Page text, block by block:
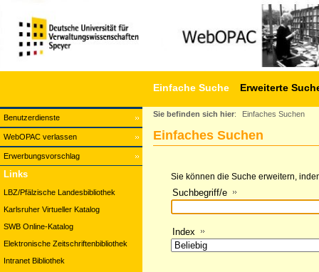
Benutzerdienste
WebOPAC verlassen
Erwerbungsvorschlag
Einfache Suche Erweiterte
Links
LBZ/Pfälzische Landesbibliothek
Karlsruher Virtueller Katalog
SWB Online-Katalog
Elektronische Zeitschriftenbibliothek
Intranet Bibliothek
Sie befinden sich hier: Einfaches Suchen
Einfaches Suchen
Sie können die Suche erweitern,
Suchbegriff/e
Index